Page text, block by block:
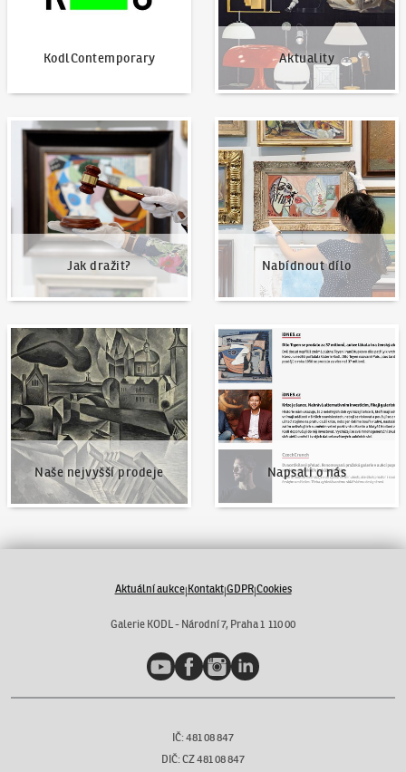
KodlContemporary Aktuality
Jak dražit?
Jak dražit?
Nabídnout dílo
Nabídnout dílo
Naše nejvyšší prodeje
Naše nejvyšší prodeje
Napsali o nás
Napsali o nás
Aktuální aukce|Kontakt|GDPR|Cookies
Galerie KODL - Národní 7, Praha 1 110 00
YouTubeFacebookInstagramLinkedIn
IČ: 481 08 847
DIČ: CZ 481 08 847